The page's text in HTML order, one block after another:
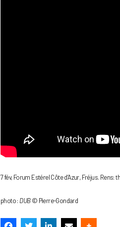
7 fév, Forum Estérel Côte d’Azur, Fréjus. Rens:
photo : DUB© Pierre-Gondard